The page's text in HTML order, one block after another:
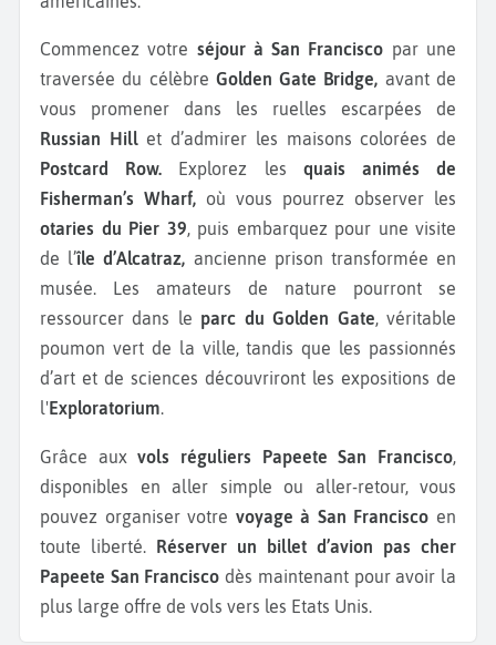
Commencez votre séjour à San Francisco par une
traversée du célèbre Golden Gate Bridge, avant de
vous promener dans les ruelles escarpées de
Russian Hillet d’admirer les maisons colorées de
Postcard Row.
Explorez les quais animés de
Fisherman’s Wharf, où vous pourrez observer les
otaries du Pier 39, puis embarquez pour une visite
de l’île d’Alcatraz, ancienne prison transformée en
musée. Les amateurs de nature pourront se
ressourcer dans le parc du Golden Gate, véritable
poumon vert de la ville, tandis que les passionnés
d’art et de sciences découvriront les expositions de
l'Exploratorium.
Grâce auxvols réguliers Papeete San Francisco
disponibles en aller simple ou aller-retour, vous
pouvez organiser votre voyage à San Francisco en
toute liberté. Réserver un billet d’avion pas cher
Papeete San Franciscodès maintenant pour avoir la
plus large offre de vols vers les Etats Unis.